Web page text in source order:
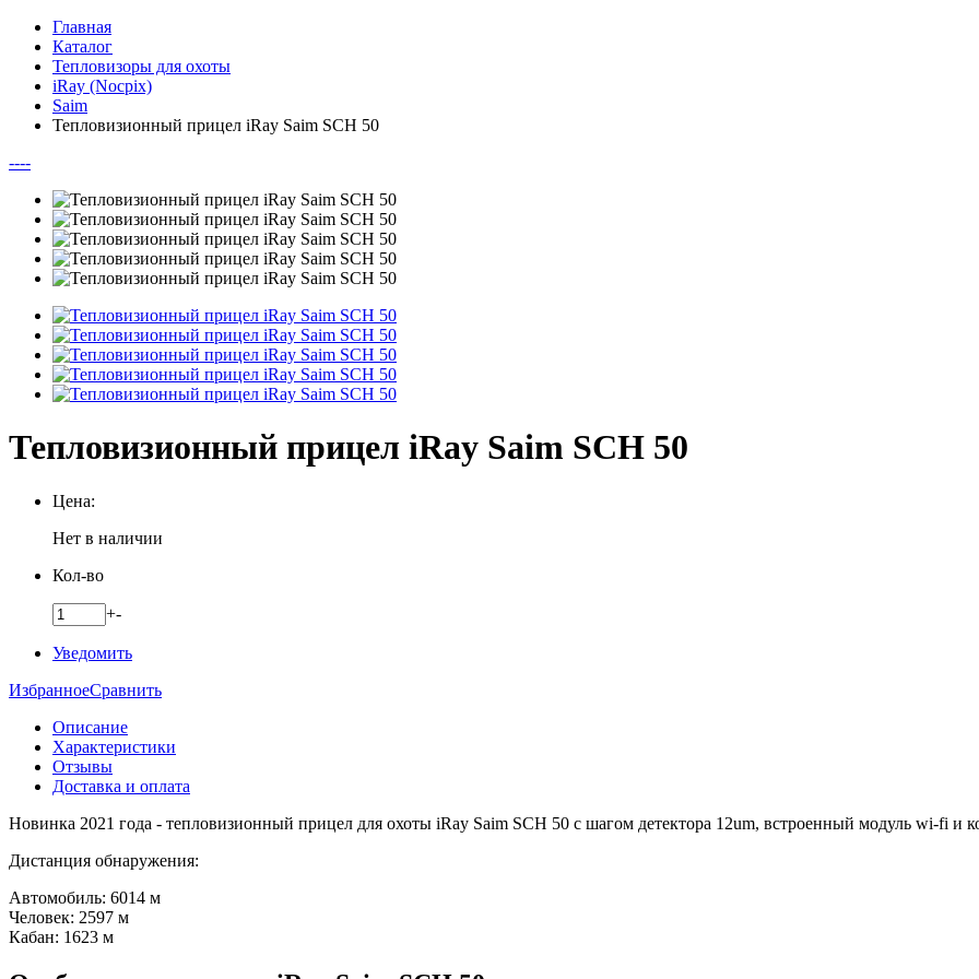
Главная
Каталог
Тепловизоры для охоты
iRay (Nocpix)
Saim
Тепловизионный прицел iRay Saim SCH 50
----
Тепловизионный прицел iRay Saim SCH 50
Цена:
Нет в наличии
Кол-во
+-
Уведомить
ИзбранноеСравнить
Описание
Характеристики
Отзывы
Доставка и оплата
Новинка 2021 года - тепловизионный прицел для охоты iRay Saim SCH 50 с шагом детектора 12um, встроенный модуль wi-fi и
Дистанция обнаружения:
Автомобиль: 6014 м
Человек: 2597 м
Кабан: 1623 м